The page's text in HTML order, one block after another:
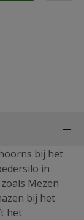
bij het
in
Mezen
bij het
het